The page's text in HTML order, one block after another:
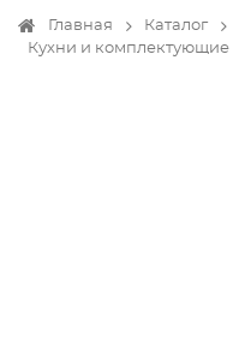
Главная Каталог
Кухни и комплектующие